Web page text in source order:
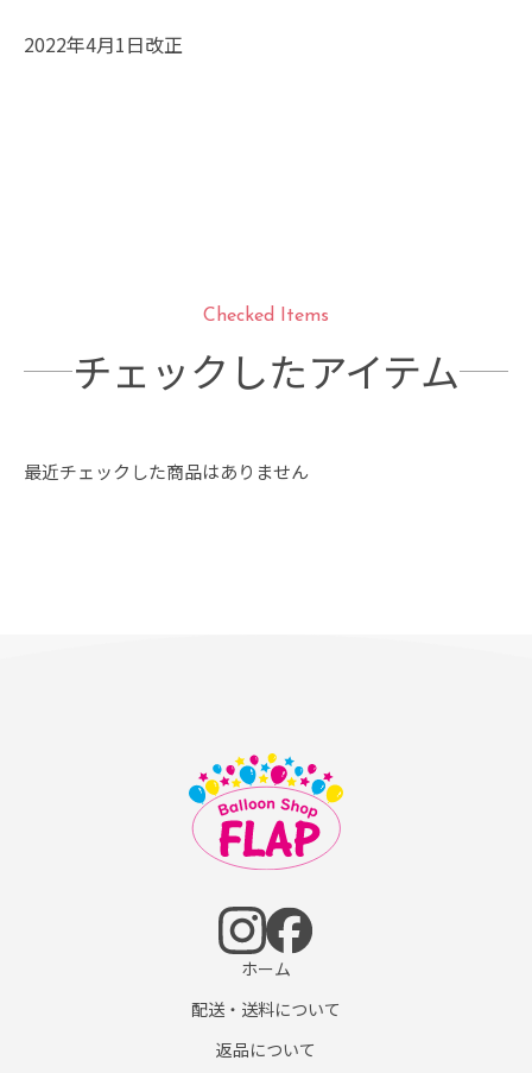
2022年4月1日改正
Checked Items
チェックしたアイテム
最近チェックした商品はありません
ホーム
配送・送料について
返品について